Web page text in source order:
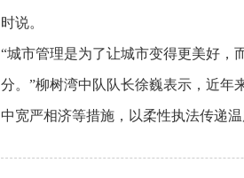
时说。
“城市管理是为了让城市变得更美好，
分。”柳树湾中队队长徐巍表示，近年
中宽严相济等措施，以柔性执法传递